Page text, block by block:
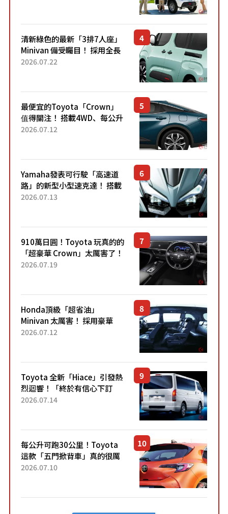
清新綠色的最新「3排7人座」
Minivan 備受矚目！ 採用全長
4.7公尺剛剛好的車身尺寸與
2026.07.22
最便宜的Toyota「Crown」
值得關注！ 搭載4WD、每公升
22.4公里低油耗表現超亮眼！
2026.07.12
Yamaha發表可行駛「高速道
路」的新型小型速克達！ 搭載
能享受超強勁「渦輪感」的動
2026.07.13
910萬日圓！Toyota 玩真的的
「超豪華 Crown」太厲害了！
採用由「匠人技藝」打造的
2026.07.19
Honda頂級「超省油」
Minivan 太厲害！ 採用豪華
「真皮座椅」與專屬「黑色內
「三...
2026.07.12
Toyota 全新「Hiace」引發熱
烈迴響！「終於有信心下訂
了！」「哪個等級交車最
車？...
2026.07.14
每公升可跑30公里！Toyota
這款「五門掀背車」真的很厲
害！ 擁有全長4.3公尺的「剛剛
2026.07.10